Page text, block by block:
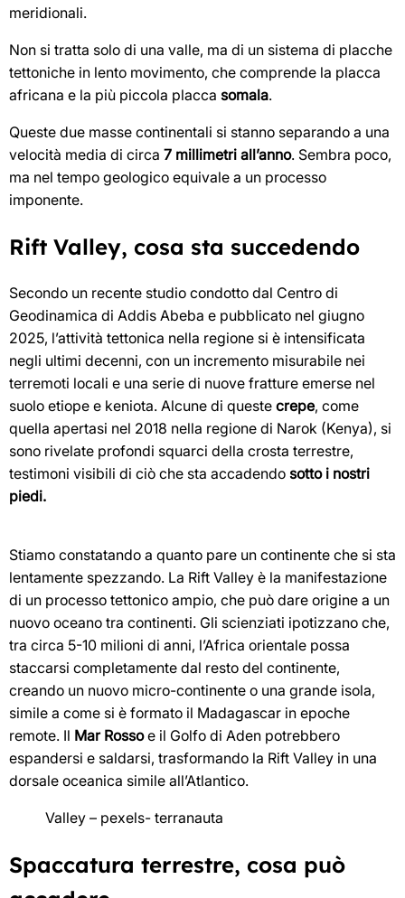
meridionali.
Non si tratta solo di una valle, ma di un sistema di placche
tettoniche in lento movimento, che comprende la placca
africana e la più piccola placca somala.
Queste due masse continentali si stanno separando a una
velocità media di circa 7 millimetri all’anno. Sembra poco,
ma nel tempo geologico equivale a un processo
imponente.
Rift Valley, cosa sta succedendo
Secondo un recente studio condotto dal Centro di
Geodinamica di Addis Abeba e pubblicato nel giugno
2025, l’attività tettonica nella regione si è intensificata
negli ultimi decenni, con un incremento misurabile nei
terremoti locali e una serie di nuove fratture emerse nel
suolo etiope e keniota. Alcune di queste crepe, come
quella apertasi nel 2018 nella regione di Narok (Kenya), si
sono rivelate profondi squarci della crosta terrestre,
testimoni visibili di ciò che sta accadendo sotto i nostri
piedi.
Stiamo constatando a quanto pare un continente che si sta
lentamente spezzando. La Rift Valley è la manifestazione
di un processo tettonico ampio, che può dare origine a un
nuovo oceano tra continenti. Gli scienziati ipotizzano che,
tra circa 5-10 milioni di anni, l’Africa orientale possa
staccarsi completamente dal resto del continente,
creando un nuovo micro-continente o una grande isola,
simile a come si è formato il Madagascar in epoche
remote. Il Mar Rossoe il Golfo di Aden potrebbero
espandersi e saldarsi, trasformando la Rift Valley in una
dorsale oceanica simile all’Atlantico.
Valley – pexels- terranauta
Spaccatura terrestre, cosa può